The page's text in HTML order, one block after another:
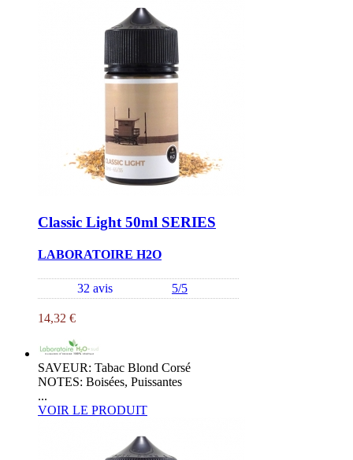
Classic Light 50ml SERIES
LABORATOIRE H2O
32 avis 5/5
14,32 €
SAVEUR: Tabac Blond Corsé
NOTES: Boisées, Puissantes
...
VOIR LE PRODUIT